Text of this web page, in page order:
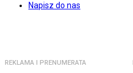
Napisz do nas
REKLAMA I PRENUMERATA